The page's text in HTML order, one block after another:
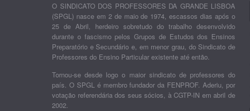
O SINDICATO DOS PROFESSORES DA GRANDE LISBOA
(SPGL) nasce em 2 de maio de 1974, escassos dias após o
25 de Abril, herdeiro sobretudo do trabalho desenvolvido
durante o fascismo pelos Grupos de Estudos dos Ensinos
Preparatório e Secundário e, em menor grau, do Sindicato de
Professores do Ensino Particular existente até então.
Tornou-se desde logo o maior sindicato de professores do
país. O SPGL é membro fundador da FENPROF. Aderiu, por
votação referendária dos seus sócios, à CGTP-IN em abril de
2002.